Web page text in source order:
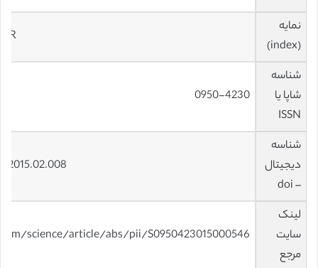
نمایه
(index)
شناسه
شاپا یا
ISSN
0950-4230
شناسه
دیجیتال
– doi
لینک
سایت
مرجع
science/article/abs/pii/S0950423015000546